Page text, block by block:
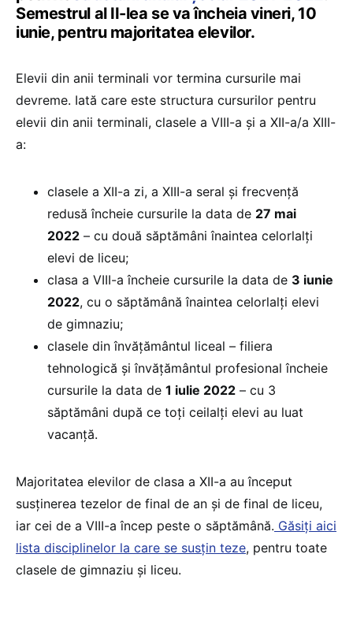
Semestrul al II-lea se va încheia vineri, 10
iunie, pentru majoritatea elevilor.
Elevii din anii terminali vor termina cursurile mai
devreme. Iată care este structura cursurilor pentru
elevii din anii terminali, clasele a VIII-a și a XII-a/a XIII-
a:
clasele a XII-a zi, a XIII-a seral și frecvență
redusă încheie cursurile la data de 27 mai
2022 – cu două săptămâni înaintea celorlalți
elevi de liceu;
clasa a VIII-a încheie cursurile la data de 3 iunie
2022, cu o săptămână înaintea celorlalți elevi
de gimnaziu;
clasele din învățământul liceal – filiera
tehnologică și învățământul profesional încheie
cursurile la data de 1 iulie 2022 – cu 3
săptămâni după ce toți ceilalți elevi au luat
vacanță.
Majoritatea elevilor de clasa a XII-a au început
susținerea tezelor de final de an și de final de liceu,
iar cei de a VIII-a încep peste o săptămână. Găsiți aici
lista disciplinelor la care se susțin teze, pentru toate
clasele de gimnaziu și liceu.